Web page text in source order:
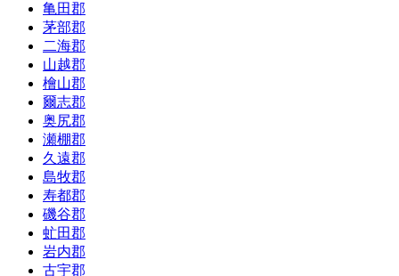
亀田郡
茅部郡
二海郡
山越郡
檜山郡
爾志郡
奥尻郡
瀬棚郡
久遠郡
島牧郡
寿都郡
磯谷郡
虻田郡
岩内郡
古宇郡